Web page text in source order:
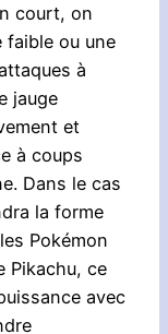
court, on
faible ou une
à
jauge
et
à coups
Dans le cas
la forme
Pokémon
Pikachu, ce
avec